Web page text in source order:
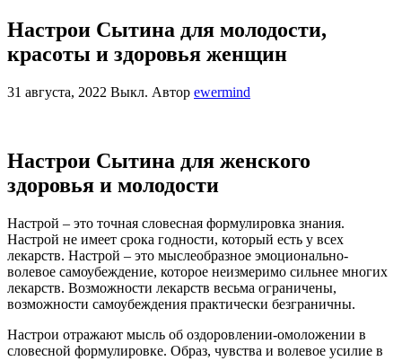
Настрои Сытина для молодости,
красоты и здоровья женщин
31 августа, 2022 Выкл. Автор ewermind
Настрои Сытина для женского
здоровья и молодости
Настрой – это точная словесная формулировка знания.
Настрой не имеет срока годности, который есть у всех
лекарств. Настрой – это мыслеобразное эмоционально-
волевое самоубеждение, которое неизмеримо сильнее многих
лекарств. Возможности лекарств весьма ограничены,
возможности самоубеждения практически безграничны.
Настрои отражают мысль об оздоровлении-омоложении в
словесной формулировке. Образ, чувства и волевое усилие в